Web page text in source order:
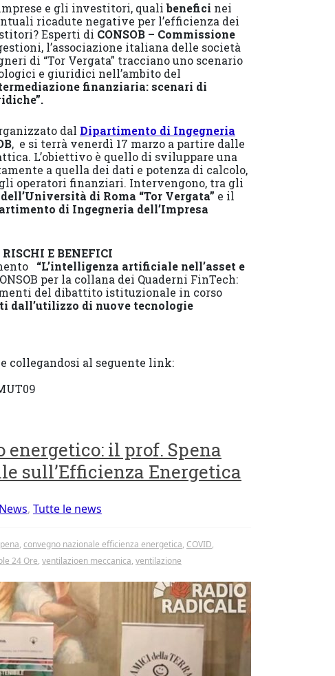
e gli investitori, qualibenefici nei
ricadute negative per l’efficienza dei
Esperti di CONSOB – Commissione
l’associazione italiana delle società
di “Tor Vergata” tracciano uno scenario
e giuridici nell’ambito del
finanziaria: scenari di
dal Dipartimento di Ingegneria
, e si terrà venerdì 17 marzo a partire dalle
L’obiettivo è quello di sviluppare una
a quella dei dati e potenza di calcolo,
operatori finanziari. Intervengono, tra gli
di Roma “Tor Vergata” e il
di Ingegneria dell’Impresa
E BENEFICI
“L’intelligenza artificiale nell’asset e
per la collana dei Quaderni FinTech:
del dibattito istituzionale in corso
dall’utilizzo di nuove tecnologie
collegandosi al seguente link:
il prof. Spena
sull’Efficienza Energetica
News, Tutte le news
, convegno nazionale efficienza energetica, COVID,
24 Ore, ventilazioen meccanica, ventilazione